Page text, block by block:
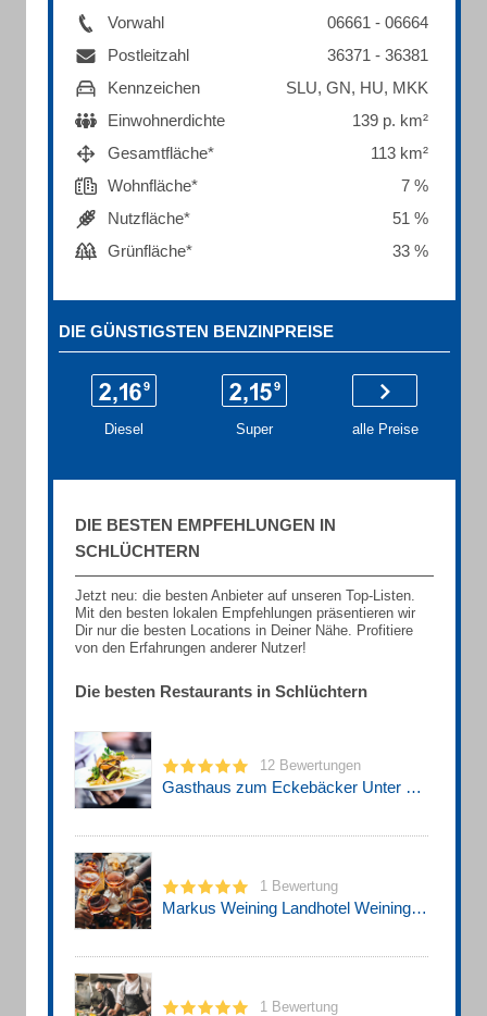
Vorwahl
06661 - 06664
Postleitzahl
36371 - 36381
Kennzeichen
SLU, GN, HU, MKK
Einwohnerdichte
139 p. km²
Gesamtfläche*
113 km²
Wohnfläche*
7 %
Nutzfläche*
51 %
Grünfläche*
33 %
DIE GÜNSTIGSTEN BENZINPREISE
Diesel Super alle Preise
DIE BESTEN EMPFEHLUNGEN IN
SCHLÜCHTERN
Jetzt neu: die besten Anbieter auf unseren Top-Listen.
Mit den besten lokalen Empfehlungen präsentieren wir
Dir nur die besten Locations in Deiner Nähe. Profitiere
von den Erfahrungen anderer Nutzer!
Die besten Restaurants in Schlüchtern
12 Bewertungen
Gasthaus zum Eckebäcker Unter den Linden 13,
1 Bewertung
Markus Weining Landhotel Weining - Hotel · Restaurant ·Gesellschaftsräume
1 Bewertung